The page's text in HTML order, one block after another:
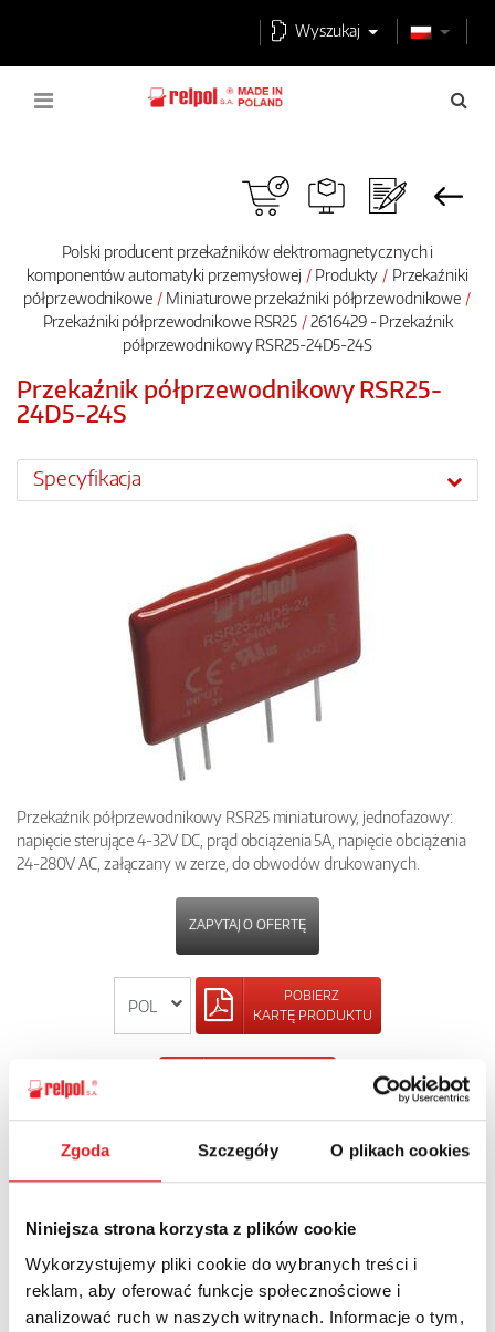
Zgoda Szczegóły O plikach cookies
Niniejsza strona korzysta z plików cookie
Wykorzystujemy pliki cookie do wybranych treści i
reklam, aby oferować funkcje społecznościowe i
analizować ruch w naszych witrynach. Informacje o tym,
Wyszukaj
Polski producent przekaźników elektromagnetycznych i
komponentów automatyki przemysłowej
Produkty
Przekaźniki
półprzewodnikowe
Miniaturowe przekaźniki półprzewodnikowe
Przekaźniki półprzewodnikowe RSR25
2616429 - Przekaźnik
półprzewodnikowy RSR25-24D5-24S
Przekaźnik półprzewodnikowy RSR25-
24D5-24S
Specyfikacja
Przekaźnik półprzewodnikowy RSR25 miniaturowy, jednofazowy:
napięcie sterujące 4-32V DC, prąd obciążenia 5A, napięcie obciążenia
24-280V AC, załączany w zerze, do obwodów drukowanych.
ZAPYTAJ O OFERTĘ
POBIERZ
KARTĘ PRODUKTU
Zapytaj o szczegóły oferty
Imię i nazwisko: *